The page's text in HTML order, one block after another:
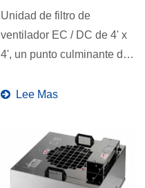
Unidad de filtro de
ventilador EC / DC de 4' x
4', un punto culminante de
Lee Mas